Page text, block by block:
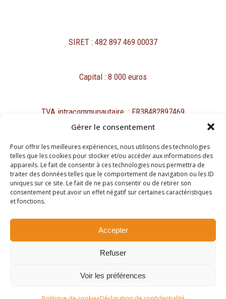
Gérer le consentement
Pour offrir les meilleures expériences, nous utilisons des technologies
telles que les cookies pour stocker et/ou accéder aux informations des
appareils. Le fait de consentir à ces technologies nous permettra de
traiter des données telles que le comportement de navigation ou les ID
uniques sur ce site. Le fait de ne pas consentir ou de retirer son
consentement peut avoir un effet négatif sur certaines caractéristiques
et fonctions.
Accepter
Refuser
Voir les préférences
SIRET : 482 897 469 00037
Capital : 8 000 euros
TVA intracommunautaire : FR38482897469
Mentions légales
Protection des données personnelles et cookies
Site réalisé par
Passing Communication